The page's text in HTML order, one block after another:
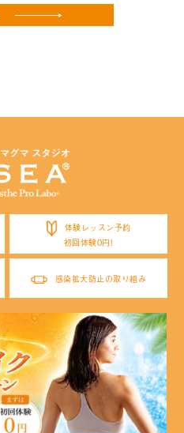
体験レッスン予約
初回体験0円!
感染拡大防止の取り組み